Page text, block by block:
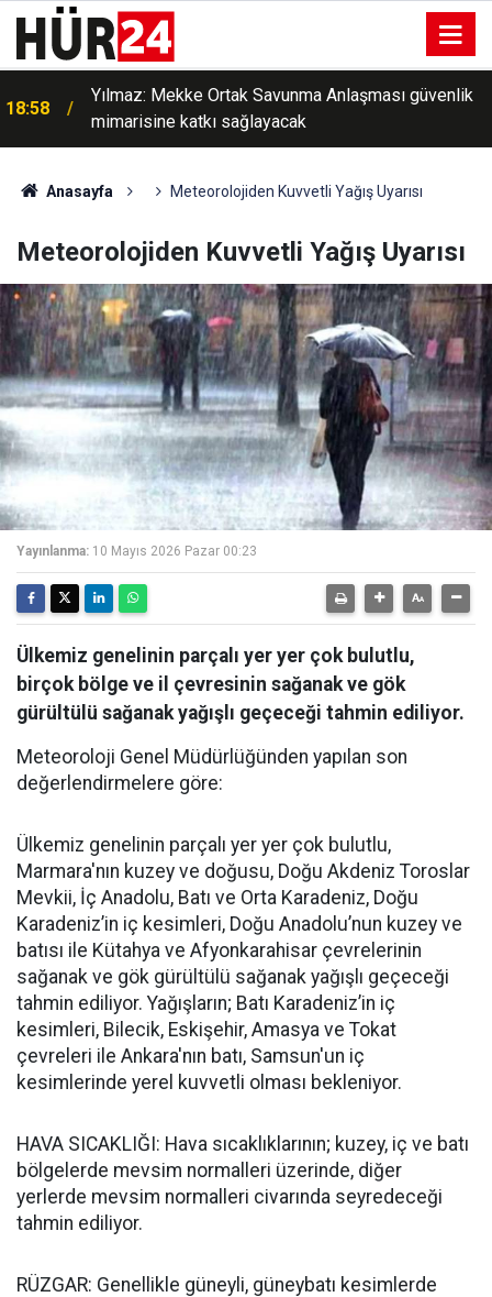
18:58
Yılmaz: Mekke Ortak Savunma Anlaşması güvenlik
mimarisine katkı sağlayacak
Anasayfa Meteorolojiden Kuvvetli Yağış Uyarısı
Meteorolojiden Kuvvetli Yağış Uyarısı
Yayınlanma: 10 Mayıs 2026 Pazar 00:23
Ülkemiz genelinin parçalı yer yer çok bulutlu,
birçok bölge ve il çevresinin sağanak ve gök
gürültülü sağanak yağışlı geçeceği tahmin ediliyor.
Meteoroloji Genel Müdürlüğünden yapılan son
değerlendirmelere göre:
Ülkemiz genelinin parçalı yer yer çok bulutlu,
Marmara'nın kuzey ve doğusu, Doğu Akdeniz Toroslar
Mevkii, İç Anadolu, Batı ve Orta Karadeniz, Doğu
Karadeniz’in iç kesimleri, Doğu Anadolu’nun kuzey ve
batısı ile Kütahya ve Afyonkarahisar çevrelerinin
sağanak ve gök gürültülü sağanak yağışlı geçeceği
tahmin ediliyor. Yağışların; Batı Karadeniz’in iç
kesimleri, Bilecik, Eskişehir, Amasya ve Tokat
çevreleri ile Ankara'nın batı, Samsun'un iç
kesimlerinde yerel kuvvetli olması bekleniyor.
HAVA SICAKLIĞI: Hava sıcaklıklarının; kuzey, iç ve batı
bölgelerde mevsim normalleri üzerinde, diğer
yerlerde mevsim normalleri civarında seyredeceği
tahmin ediliyor.
RÜZGAR: Genellikle güneyli, güneybatı kesimlerde